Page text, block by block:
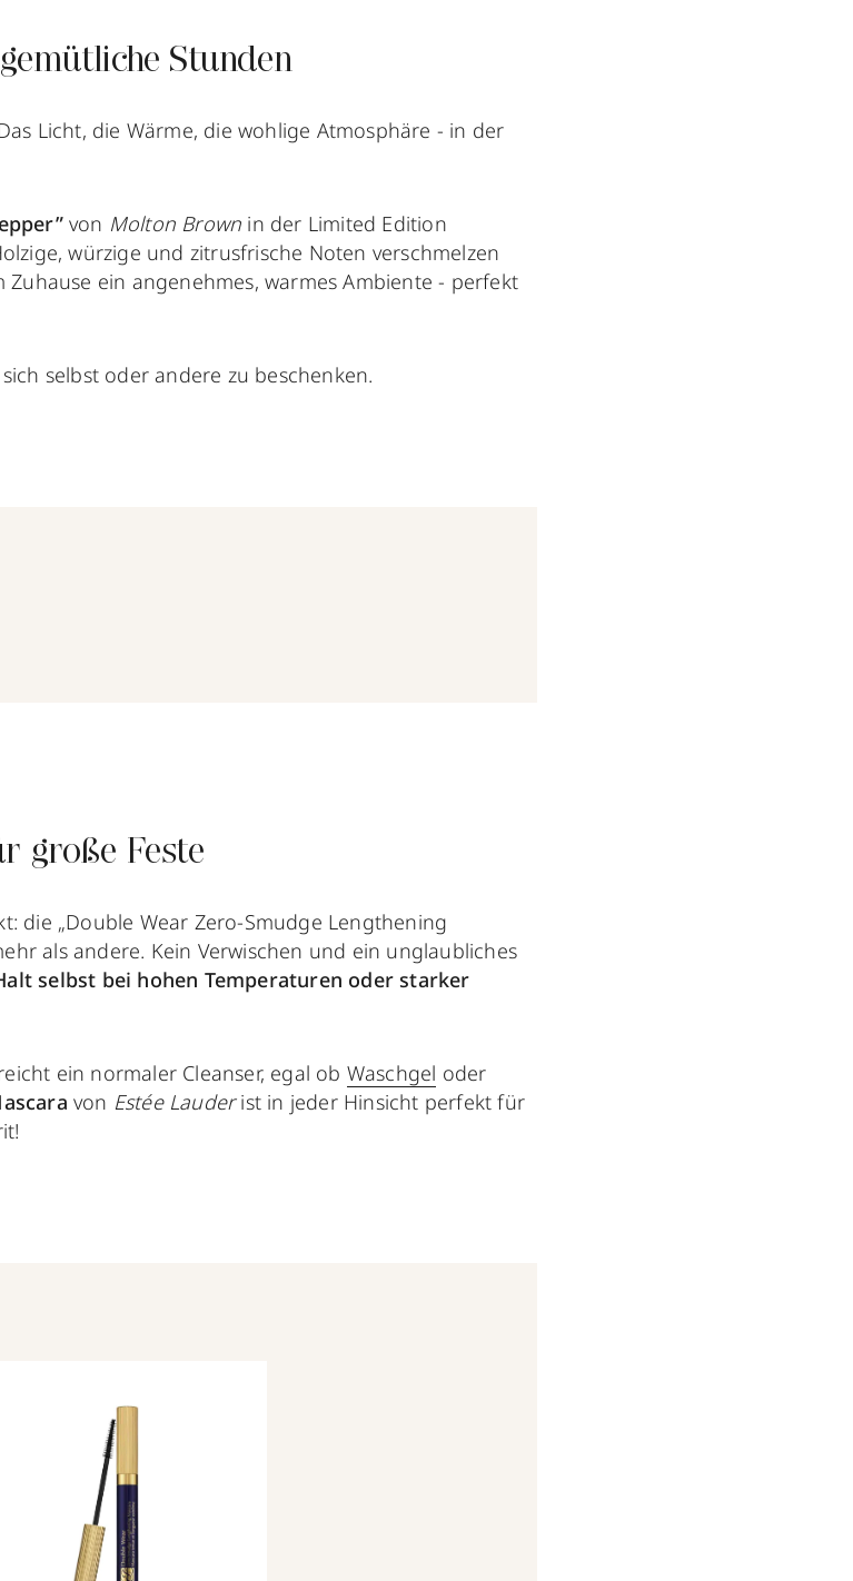
Stunden
Licht, die Wärme, die wohlige Atmosphäre - in der
von Molton Brown in der Limited Edition
würzige und zitrusfrische Noten verschmelzen
ein angenehmes, warmes Ambiente - perfekt
selbst oder andere zu beschenken.
große Feste
die „Double Wear Zero-Smudge Lengthening
als andere. Kein Verwischen und ein unglaubliches
selbst bei hohen Temperaturen oder starker
ein normaler Cleanser, egal ob Waschgel oder
von Estée Lauderist in jeder Hinsicht perfekt für